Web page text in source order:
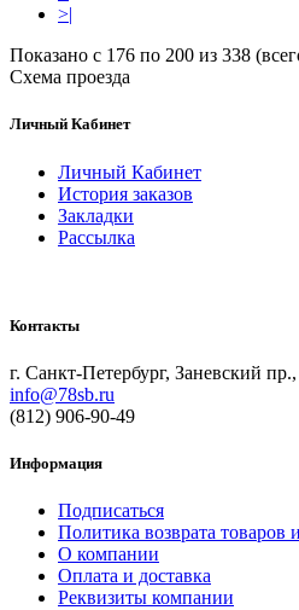
>|
Показано с 176 по 200 из 338
Схема проезда
Личный Кабинет
Личный Кабинет
История заказов
Закладки
Рассылка
Контакты
г. Санкт-Петербург, Заневский
info@78sb.ru
(812) 906-90-49
Информация
Подписаться
Политика возврата товаров
О компании
Оплата и доставка
Реквизиты компании